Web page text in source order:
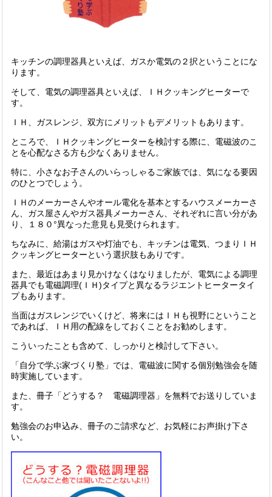
キッチンの調理器具といえば、ガスか電気の２択ということにな
ります。
そして、電気の調理器具といえば、ＩＨクッキングヒーターで
す。
ＩＨ、ガスレンジ、双方にメリットもデメリットもあります。
ところで、ＩＨクッキングヒーターを検討する際に、電磁波のこ
とを心配なさる方も少なくありません。
特に、小さなお子さんのいらっしゃるご家族では、気になる要因
のひとつでしょう。
ＩＨのメーカーさんやオール電化を基本とするハウスメーカーさ
ん、ガス屋さんやガス器具メーカーさん、それぞれに言い分があ
り、１８０°異なった意見も見受けられます。
ちなみに、給湯はガスや灯油でも、キッチンは電気、つまりＩＨ
クッキングヒーターという選択肢もありです。
また、最近はあまり見かけなくはなりましたが、電気による調理
器具でも電磁調理(ＩＨ)タイプと異なるラジエントヒータータイ
プもあります。
当面はガスレンジでいくけど、将来にはＩＨも視野にということ
であれば、ＩＨ用の配線をしておくことをお勧めします。
こういったことも含めて、しっかりと検討して下さい。
「自分で学ぶ家づくり塾」では、電磁波に関する個別勉強会を随
時実施しています。
また、冊子「どうする？ 電磁調理器」を無料でお送りしていま
す。
勉強会のお申込み、冊子のご請求など、お気軽にお声掛け下さ
い。